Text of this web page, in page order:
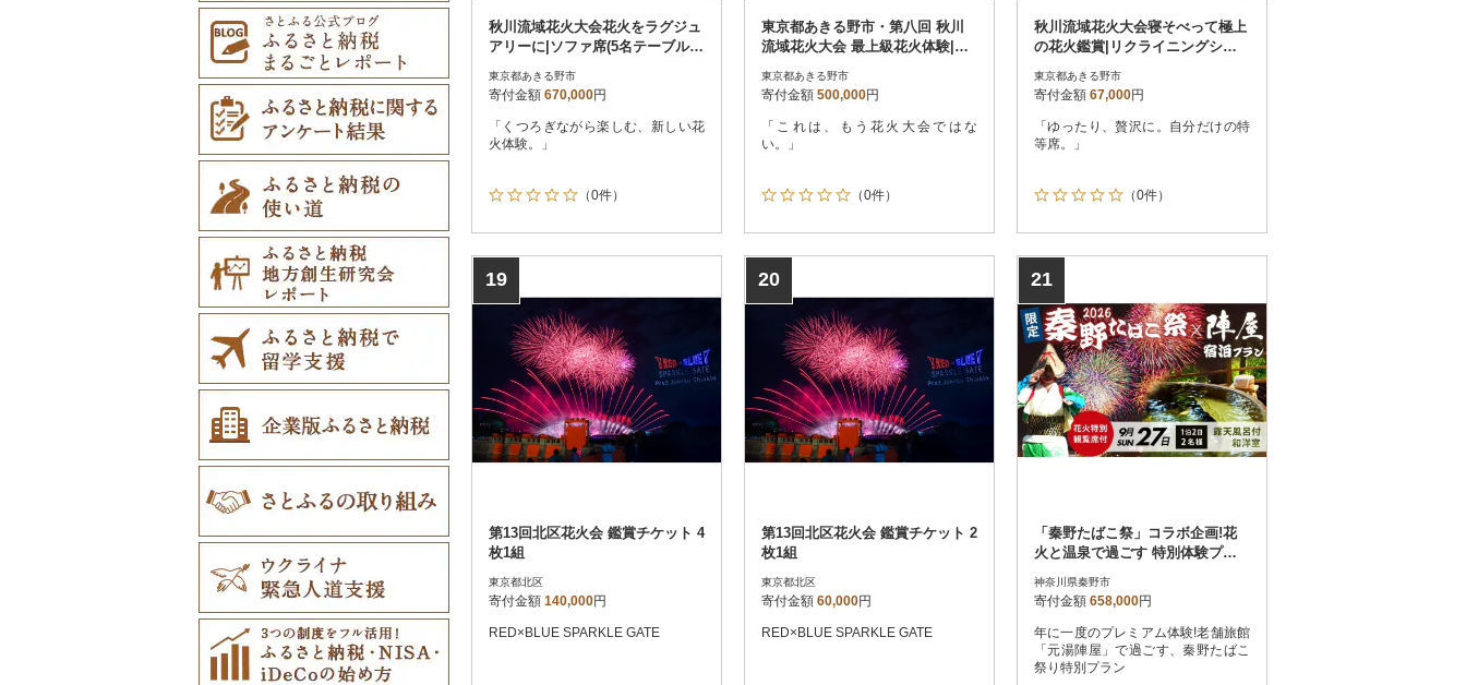
乙部町
根室市
三笠市
東川町
厚真町
奥尻町
網走市
浦河町
広尾町
滝川市
比布町
鶴居村
釧路市
苫前町
当別町
占冠村
上士幌町
平取町
七飯町
六戸町
五所川原市
平川市
蓬田村
中泊町
外ヶ浜町
つがる市
弘前市
鰺ヶ沢町
田舎館村
青森県（県庁）
三沢市
西目屋村
雫石町
岩手県（県庁）
一関市
久慈市
西和賀町
北上市
平泉町
洋野町
大船渡市
大槌町
石巻市
多賀城市
宮城県（県庁）
亘理町
蔵王町
女川町
気仙沼市
美里町
松島町
大郷町
南三陸町
仙台市
大河原町
角田市
涌谷町
東松島市
美郷町
東成瀬村
五城目町
北秋田市
八峰町
鹿角市
大仙市
八郎潟町
東根市
飯豊町
鮭川村
大蔵村
山辺町
戸沢村
舟形町
最上町
真室川町
西川町
高畠町
山形市
三川町
大江町
米沢市
玉川村
いわき市
南会津町
田村市
磐梯町
三春町
本宮市
柳津町
鮫川村
新地町
葛尾村
三島町
桑折町
矢吹町
国見町
檜枝岐村
喜多方市
南相馬市
会津若松市
河内町
ひたちなか市
龍ケ崎市
守谷市
常陸大宮市
笠間市
行方市
結城市
城里町
鉾田市
桜川市
石岡市
茨城県（県庁）
坂東市
小美玉市
日立市
大子町
鹿嶋市
阿見町
足利市
那須町
鹿沼市
下野市
益子町
芳賀町
野木町
富岡市
館林市
伊勢崎市
東吾妻町
前橋市
藤岡市
邑楽町
板倉町
嬬恋村
高崎市
群馬県（県庁）
大泉町
長野原町
中之条町
神川町
東秩父村
横瀬町
三芳町
幸手市
日高市
蓮田市
川越市
宮代町
東松山市
入間市
志木市
北本市
桶川市
加須市
三郷市
八潮市
越生町
さいたま市
南房総市
八街市
東金市
九十九里町
いすみ市
東庄町
館山市
大網白里市
一宮町
木更津市
茂原市
野田市
山武市
鴨川市
印西市
神崎町
船橋市
千葉市
白井市
中央区
あきる野市
中野区
荒川区
北区
多摩市
稲城市
世田谷区
日の出町
渋谷区
千代田区
新宿区
江東区
青梅市
国立市
品川区
福生市
小平市
文京区
伊勢原市
小田原市
湯河原町
秦野市
綾瀬市
横須賀市
三浦市
大磯町
箱根町
茅ヶ崎市
川崎市
厚木市
海老名市
相模原市
座間市
二宮町
小千谷市
田上町
五泉市
三条市
見附市
糸魚川市
胎内市
上越市
阿賀野市
新潟県（県庁）
柏崎市
村上市
妙高市
聖籠町
刈羽村
湯沢町
新潟市
小矢部市
滑川市
富山市
南砺市
能美市
津幡町
宝達志水町
金沢市
内灘町
かほく市
小松市
志賀町
加賀市
越前市
坂井市
あわら市
福井市
大野市
敦賀市
おおい町
永平寺町
南アルプス市
市川三郷町
都留市
山梨県（県庁）
道志村
忍野村
笛吹市
中央市
北杜市
西桂町
身延町
早川町
南部町
昭和町
甲府市
甲州市
丹波山村
上松町
高山村
南木曽町
朝日村
長野市
根羽村
池田町
須坂市
川上村
南牧村
伊那市
立科町
東御市
中野市
豊丘村
売木村
小諸市
木曽町
箕輪町
飛騨市
岐南町
大野町
山県市
羽島市
本巣市
川辺町
大垣市
輪之内町
瑞浪市
中津川市
高山市
郡上市
白川村
御嵩町
海津市
関ケ原町
七宗町
笠松町
藤枝市
御殿場市
浜松市
伊東市
島田市
沼津市
伊豆市
裾野市
焼津市
河津町
袋井市
熱海市
掛川市
伊豆の国市
小山町
森町
川根本町
富士市
御前崎市
北名古屋市
東栄町
豊山町
南知多町
江南市
みよし市
西尾市
武豊町
幸田町
岡崎市
愛知県（県庁）
蒲郡市
東郷町
犬山市
弥富市
東海市
新城市
春日井市
瀬戸市
紀北町
熊野市
南伊勢町
朝日町
菰野町
紀宝町
伊勢市
四日市市
大台町
三重県（県庁）
津市
名張市
東員町
玉城町
栗東市
愛荘町
滋賀県（県庁）
米原市
豊郷町
多賀町
野洲市
井手町
木津川市
宇治田原町
長岡京市
綾部市
笠置町
南丹市
宇治市
京丹波町
京都府（府庁）
大山崎町
精華町
南山城村
京都市
舞鶴市
和束町
八幡市
京田辺市
向日市
能勢町
阪南市
貝塚市
岸和田市
泉南市
忠岡町
四條畷市
寝屋川市
泉大津市
守口市
富田林市
松原市
柏原市
羽曳野市
大阪府（府庁）
吹田市
河南町
和泉市
高槻市
多可町
朝来市
市川町
三木市
新温泉町
福崎町
西脇市
宍粟市
丹波市
加東市
稲美町
養父市
南あわじ市
洲本市
猪名川町
尼崎市
加西市
宝塚市
淡路市
大淀町
安堵町
王寺町
十津川村
高取町
広陵町
天理市
三郷町
下北山村
川西町
川上村
斑鳩町
平群町
黒滝村
御所市
上牧町
明日香村
吉野町
奈良市
和歌山市
海南市
那智勝浦町
美浜町
御坊市
高野町
九度山町
紀美野町
古座川町
太地町
日高川町
紀の川市
上富田町
白浜町
由良町
すさみ町
日高町
有田川町
印南町
江府町
八頭町
若桜町
湯梨浜町
岩美町
倉吉市
日南町
伯耆町
日吉津村
出雲市
奥出雲町
西ノ島町
浜田市
大田市
松江市
江津市
島根県（県庁）
美作市
岡山市
早島町
笠岡市
里庄町
玉野市
赤磐市
瀬戸内市
和気町
備前市
総社市
新庄村
高梁市
勝央町
倉敷市
矢掛町
鏡野町
広島市
庄原市
府中市
大崎上島町
東広島市
竹原市
熊野町
呉市
海田町
府中町
三原市
安芸高田市
防府市
上関町
山陽小野田市
山口市
周南市
宇部市
美祢市
下関市
和木町
徳島県（県庁）
阿南市
上板町
海陽町
徳島市
勝浦町
美馬市
美波町
上勝町
小松島市
松茂町
佐那河内村
北島町
吉野川市
小豆島町
香川県（県庁）
土庄町
三木町
まんのう町
琴平町
東かがわ市
善通寺市
坂出市
丸亀市
松前町
愛南町
新居浜市
伊予市
松山市
西条市
東温市
宇和島市
内子町
愛媛県（県庁）
四国中央市
室戸市
黒潮町
四万十市
奈半利町
土佐市
津野町
高知県（県庁）
四万十町
大川村
土佐町
安田町
南国市
仁淀川町
大月町
三原村
香南市
大豊町
田野町
高知市
上毛町
中間市
太宰府市
赤村
須恵町
香春町
飯塚市
志免町
筑紫野市
東峰村
古賀市
久山町
大野城市
宗像市
水巻町
岡垣町
豊前市
嘉麻市
筑後市
伊万里市
神埼市
有田町
基山町
上峰町
吉野ヶ里町
鹿島市
小城市
佐賀市
大町町
玄海町
白石町
太良町
対馬市
長崎県（県庁）
佐世保市
南島原市
波佐見町
長崎市
川棚町
島原市
五島市
雲仙市
壱岐市
大村市
佐々町
平戸市
山江村
宇城市
西原村
水上村
高森町
大津町
和水町
長洲町
天草市
多良木町
五木村
あさぎり町
南関町
津奈木町
小国町
人吉市
宇土市
荒尾市
産山村
別府市
中津市
豊後大野市
杵築市
日出町
津久見市
豊後高田市
宇佐市
佐伯市
臼杵市
国東市
日田市
姫島村
玖珠町
大分県（県庁）
木城町
川南町
三股町
都城市
椎葉村
日向市
日之影町
新富町
綾町
門川町
宮崎県（県庁）
国富町
高千穂町
西都市
西米良村
延岡市
串間市
五ヶ瀬町
高原町
龍郷町
中種子町
出水市
いちき串木野市
徳之島町
湧水町
垂水市
南さつま市
屋久島町
奄美市
和泊町
長島町
薩摩川内市
大崎町
曽於市
鹿屋市
宇検村
天城町
南種子町
うるま市
嘉手納町
北谷町
宮古島市
八重瀬町
座間味村
糸満市
北中城村
久米島町
南城市
北大東村
大宜味村
浦添市
本部町
今帰仁村
与那原町
豊見城市
東村
読谷村
秋川流域花火大会花火をラグジュ
アリーに|ソファ席(5名テーブル
東京都あきる野市
寄付金額 670,000円
「くつろぎながら楽しむ、新しい花
火体験。」
（0件）
東京都あきる野市・第八回 秋川
流域花火大会 最上級花火体験|VI
東京都あきる野市
寄付金額 500,000円
「これは、もう花火大会ではな
い。」
（0件）
秋川流域花火大会寝そべって極上
の花火鑑賞|リクライニングシー
東京都あきる野市
寄付金額 67,000円
「ゆったり、贅沢に。自分だけの特
等席。」
（0件）
19
第13回北区花火会 鑑賞チケット 4
枚1組
東京都北区
寄付金額 140,000円
RED×BLUE SPARKLE GATE
20
第13回北区花火会 鑑賞チケット 2
枚1組
東京都北区
寄付金額 60,000円
RED×BLUE SPARKLE GATE
21
「秦野たばこ祭」コラボ企画!花
火と温泉で過ごす 特別体験プラ
洋室)
神奈川県秦野市
寄付金額 658,000円
年に一度のプレミアム体験!老舗旅館
「元湯陣屋」で過ごす、秦野たばこ
祭り特別プラン